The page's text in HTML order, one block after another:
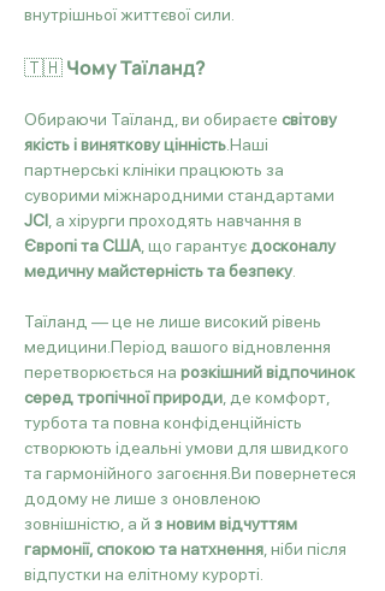
внутрішньої життєвої сили.
🇹🇭 Чому Таїланд?
Обираючи Таїланд, ви обираєте світову
якість і виняткову цінність.Наші
партнерські клініки працюють за
суворими міжнародними стандартами
JCI , а хірурги проходять навчання в
Європі та США , що гарантує досконалу
медичну майстерність та безпеку
Таїланд — це не лише високий рівень
медицини.Період вашого відновлення
перетворюється на розкішний відпочинок
серед тропічної природи , де комфорт,
турбота та повна конфіденційність
створюють ідеальні умови для швидкого
та гармонійного загоєння.Ви повернетеся
додому не лише з оновленою
зовнішністю, а й з новим відчуттям
гармонії, спокою та натхнення , ніби після
відпустки на елітному курорті.